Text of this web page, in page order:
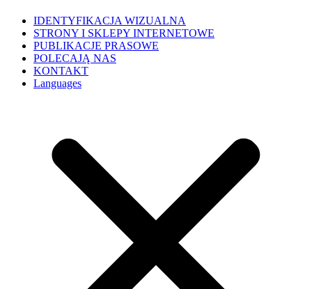
IDENTYFIKACJA WIZUALNA
STRONY I SKLEPY INTERNETOWE
PUBLIKACJE PRASOWE
POLECAJĄ NAS
KONTAKT
Languages